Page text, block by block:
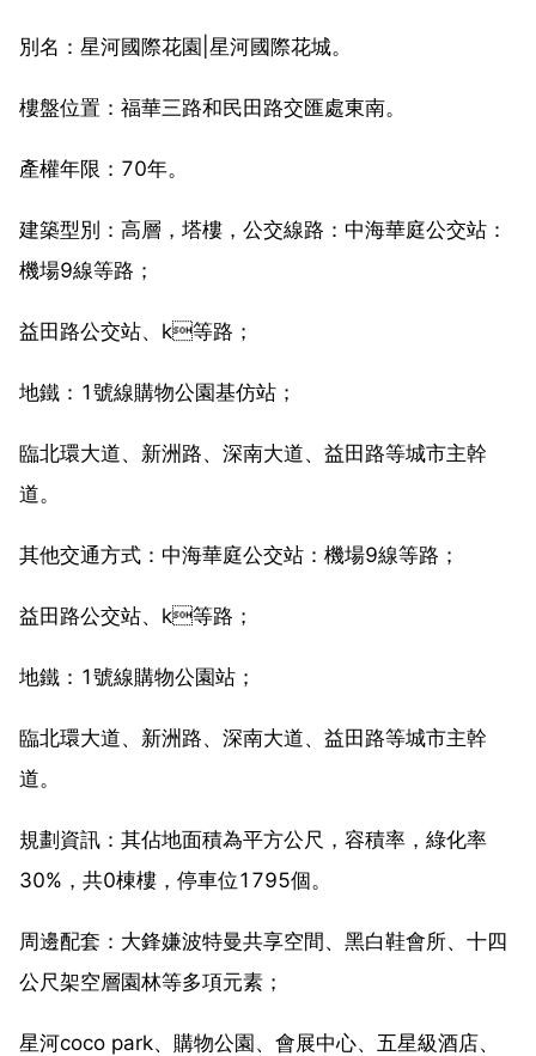
別名：星河國際花園|星河國際花城。
樓盤位置：福華三路和民田路交匯處東南。
產權年限：70年。
建築型別：高層，塔樓，公交線路：中海華庭公交站：
機場9線等路；
益田路公交站、k等路；
地鐵：1號線購物公園基仿站；
臨北環大道、新洲路、深南大道、益田路等城市主幹
道。
其他交通方式：中海華庭公交站：機場9線等路；
益田路公交站、k等路；
地鐵：1號線購物公園站；
臨北環大道、新洲路、深南大道、益田路等城市主幹
道。
規劃資訊：其佔地面積為平方公尺，容積率，綠化率
30%，共0棟樓，停車位1795個。
周邊配套：大鋒嫌波特曼共享空間、黑白鞋會所、十四
公尺架空層園林等多項元素；
星河coco park、購物公園、會展中心、五星級酒店、